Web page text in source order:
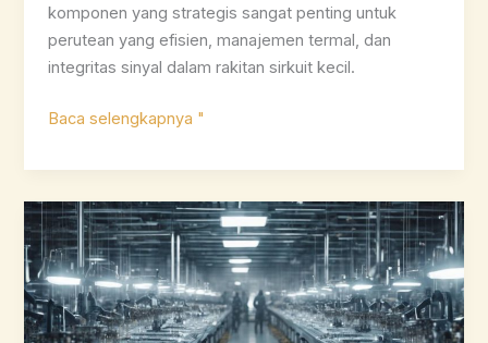
komponen yang strategis sangat penting untuk
perutean yang efisien, manajemen termal, dan
integritas sinyal dalam rakitan sirkuit kecil.
Mengoptimalkan
Komponen
SMT
untuk
Sirkuit
Kecil
Baca selengkapnya "